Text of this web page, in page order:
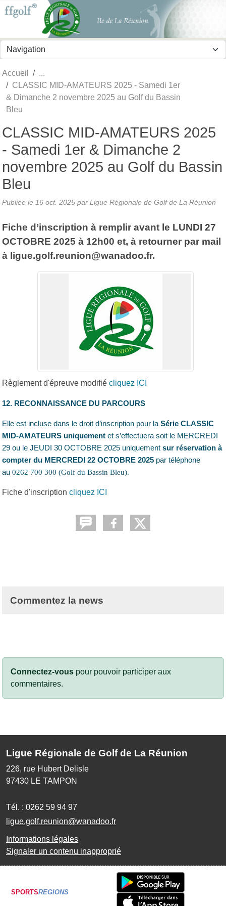
Accueil
CLASSIC MID-AMATEURS 2025 - Samedi 1er
& Dimanche 2 novembre 2025 au Golf du Bassin
Bleu
CLASSIC MID-AMATEURS 2025
- Samedi 1er & Dimanche 2
novembre 2025 au Golf du Bassin
Bleu
Publiée le 16 oct. 2025 par Ligue Régionale de Golf de La Réunion
Fiche d’inscription à remplir avant le LUNDI 27
OCTOBRE 2025 à 12h00 et, à retourner par mail
à ligue.golf.reunion@wanadoo.fr.
Règlement d'épreuve modifié cliquez ICI
12. RECONNAISSANCE DU PARCOURS
Elle est incluse dans le droit d’inscription pour la Série CLASSIC
MID-AMATEURS uniquement et s’effectuera soit le MERCREDI
29 ou le JEUDI 30 OCTOBRE 2025 uniquement sur réservation à
compter du MERCREDI 22 OCTOBRE 2025 par téléphone
au 0262 700 300 (Golf du Bassin Bleu).
Fiche d'inscription cliquez ICI
Commentez la news
Connectez-vous pour pouvoir participer aux
commentaires.
Ligue Régionale de Golf de La Réunion
226, rue Hubert Delisle
97430 LE TAMPON
Tél. : 0262 59 94 97
ligue.golf.reunion@wanadoo.fr
Informations légales
Signaler un contenu inapproprié
SPORTSREGIONS
Panneau de gestion des cookies